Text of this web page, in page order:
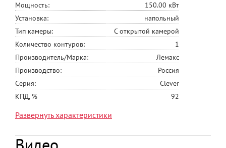
Мощность:
150.00 кВт
Установка:
напольный
Тип камеры:
С открытой камерой
Количество контуров:
1
Производитель/Марка:
Лемакс
Производство:
Россия
Серия:
Clever
КПД, %
92
теплопроизводительность в
кВт
Развернуть характеристики